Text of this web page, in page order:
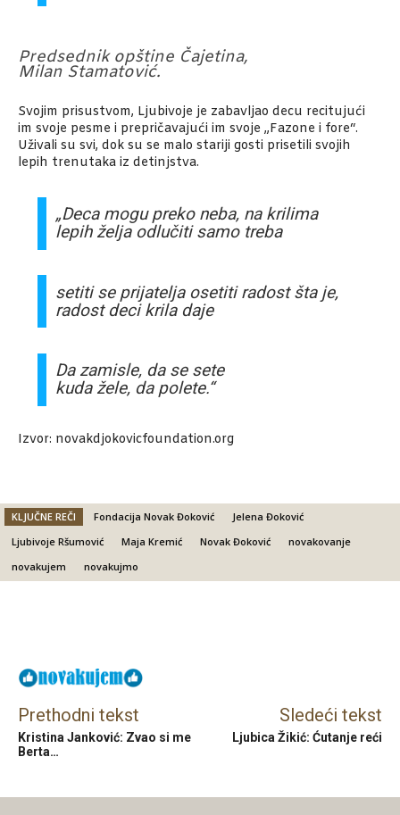
Predsednik opštine Čajetina,
Milan Stamatović.
Svojim prisustvom, Ljubivoje je zabavljao decu recitujući
im svoje pesme i prepričavajući im svoje „Fazone i fore“.
Uživali su svi, dok su se malo stariji gosti prisetili svojih
lepih trenutaka iz detinjstva.
„Deca mogu preko neba, na krilima
lepih želja odlučiti samo treba
setiti se prijatelja osetiti radost šta je,
radost deci krila daje
Da zamisle, da se sete
kuda žele, da polete.“
Izvor: novakdjokovicfoundation.org
KLJUČNE REČI Fondacija Novak Đoković
Jelena Đoković
Ljubivoje Ršumović
Maja Kremić Novak Đoković
novakovanje
novakujem
novakujmo
Prethodni tekst
Kristina Janković: Zvao si me
Berta…
Sledeći tekst
Ljubica Žikić: Ćutanje reći